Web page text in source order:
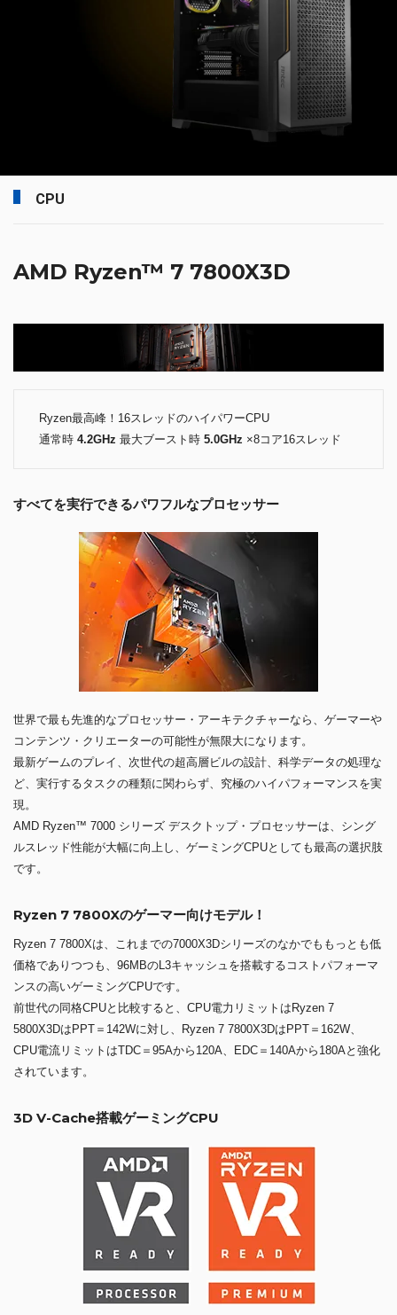
CPU
AMD Ryzen™ 7 7800X3D
Ryzen最高峰！16スレッドのハイパワーCPU
通常時 4.2GHz 最大ブースト時 5.0GHz ×8コア16スレッド
すべてを実行できるパワフルなプロセッサー
世界で最も先進的なプロセッサー・アーキテクチャーなら、ゲーマーや
コンテンツ・クリエーターの可能性が無限大になります。
最新ゲームのプレイ、次世代の超高層ビルの設計、科学データの処理な
ど、実行するタスクの種類に関わらず、究極のハイパフォーマンスを実
現。
AMD Ryzen™ 7000 シリーズ デスクトップ・プロセッサーは、シング
ルスレッド性能が大幅に向上し、ゲーミングCPUとしても最高の選択肢
です。
Ryzen 7 7800Xのゲーマー向けモデル！
Ryzen 7 7800Xは、これまでの7000X3Dシリーズのなかでももっとも低
価格でありつつも、96MBのL3キャッシュを搭載するコストパフォーマ
ンスの高いゲーミングCPUです。
前世代の同格CPUと比較すると、CPU電力リミットはRyzen 7
5800X3DはPPT＝142Wに対し、Ryzen 7 7800X3DはPPT＝162W、
CPU電流リミットはTDC＝95Aから120A、EDC＝140Aから180Aと強化
されています。
3D V-Cache搭載ゲーミングCPU